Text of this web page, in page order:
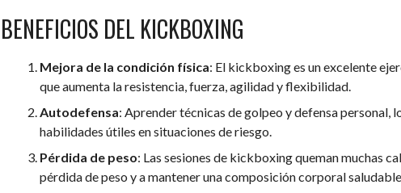
BENEFICIOS DEL KICKBOXING
Mejora de la condición física: El kickboxing es un excelente
que aumenta la resistencia, fuerza, agilidad y flexibilidad.
Autodefensa: Aprender técnicas de golpeo y defensa personal,
habilidades útiles en situaciones de riesgo.
Pérdida de peso: Las sesiones de kickboxing queman muchas
pérdida de peso y a mantener una composición corporal